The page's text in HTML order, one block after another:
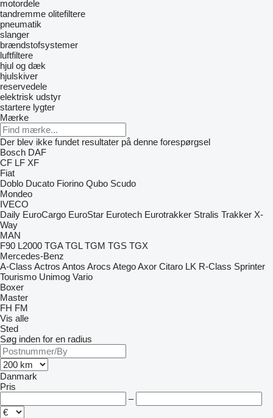
motordele
tandremme olitefiltere
pneumatik
slanger
brændstofsystemer
luftfiltere
hjul og dæk
hjulskiver
reservedele
elektrisk udstyr
startere lygter
Mærke
Der blev ikke fundet resultater på denne forespørgsel
Bosch DAF
CF LF XF
Fiat
Doblo Ducato Fiorino Qubo Scudo
Mondeo
IVECO
Daily EuroCargo EuroStar Eurotech Eurotrakker Stralis Trakker X-
Way
MAN
F90 L2000 TGA TGL TGM TGS TGX
Mercedes-Benz
A-Class Actros Antos Arocs AtegoAxor Citaro LK R-Class Sprinter
Tourismo Unimog Vario
Boxer
Master
FH FM
Vis alle
Sted
Søg inden for en radius
Danmark
Pris
–